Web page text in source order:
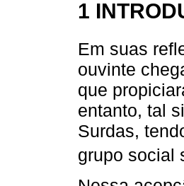
1
Em suas
ouvinte
que
entanto, tal
Surdas,
grupo social